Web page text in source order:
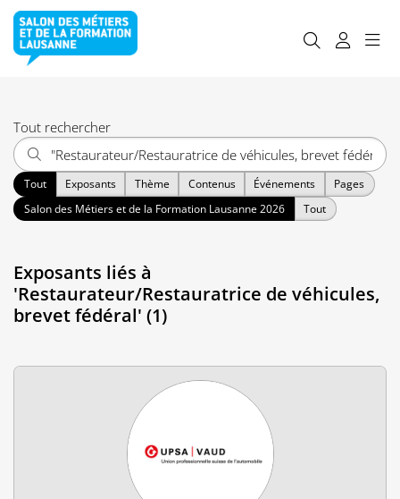
Tout rechercher
Tout Exposants Thème Contenus Événements
Pages
Salon des Métiers et de la Formation Lausanne 2026
Tout
Exposants liés à
'Restaurateur/Restauratrice de véhicules,
brevet fédéral' (1)